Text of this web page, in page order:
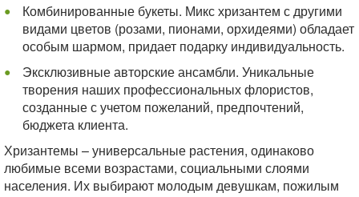
Комбинированные букеты. Микс хризантем с другими
видами цветов (розами, пионами, орхидеями) обладает
особым шармом, придает подарку индивидуальность.
Эксклюзивные авторские ансамбли. Уникальные
творения наших профессиональных флористов,
созданные с учетом пожеланий, предпочтений,
бюджета клиента.
Хризантемы – универсальные растения, одинаково
любимые всеми возрастами, социальными слоями
населения. Их выбирают молодым девушкам, пожилым